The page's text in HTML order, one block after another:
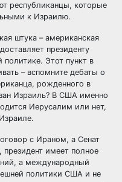
республиканцы, которые
к Израилю.
штука – американская
президенту
Этот пункт в
– вспомните дебаты о
рожденного в
Израиль? В США именно
Иерусалим или нет,
с Ираном, а Сенат
имеет полное
а международный
политики США и не